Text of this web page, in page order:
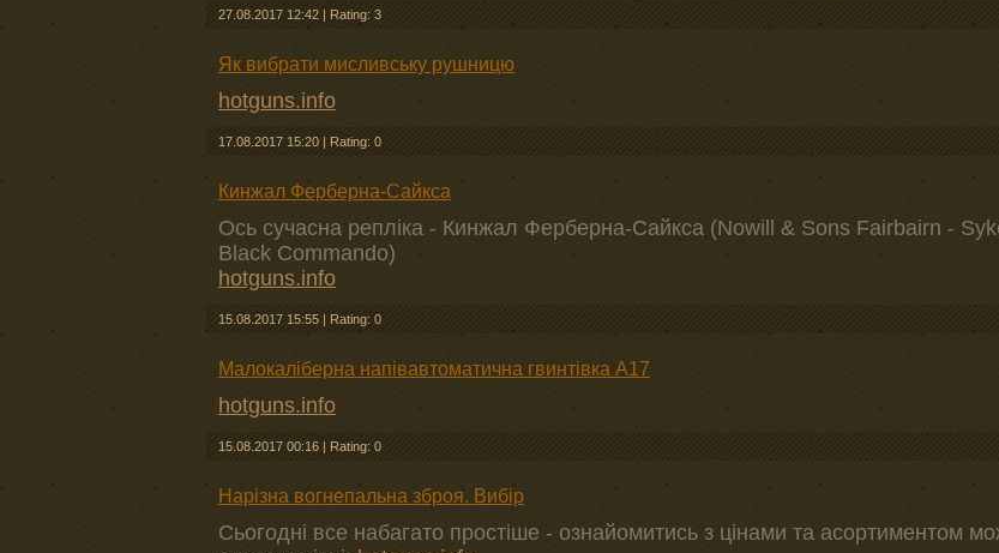
27.08.2017 12:42 | Rating: 3
Як вибрати мисливську рушницю
hotguns.info
17.08.2017 15:20 | Rating: 0
Кинжал Ферберна-Сайкса
Ось сучасна репліка - Кинжал Ферберна-Сайкса (Nowill & Sons Fairbairn -
Black Commando)
hotguns.info
15.08.2017 15:55 | Rating: 0
Малокаліберна напівавтоматична гвинтівка А17
hotguns.info
15.08.2017 00:16 | Rating: 0
Нарізна вогнепальна зброя. Вибір
Сьогодні все набагато простіше - ознайомитись з цінами та асортиментом